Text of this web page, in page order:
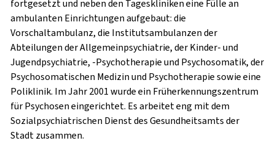
fortgesetzt und neben den Tageskliniken eine Fülle an
ambulanten Einrichtungen aufgebaut: die
Vorschaltambulanz, die Institutsambulanzen der
Abteilungen der Allgemeinpsychiatrie, der Kinder- und
Jugendpsychiatrie, -Psychotherapie und Psychosomatik, der
Psychosomatischen Medizin und Psychotherapie sowie eine
Poliklinik. Im Jahr 2001 wurde ein Früherkennungszentrum
für Psychosen eingerichtet. Es arbeitet eng mit dem
Sozialpsychiatrischen Dienst des Gesundheitsamts der
Stadt zusammen.